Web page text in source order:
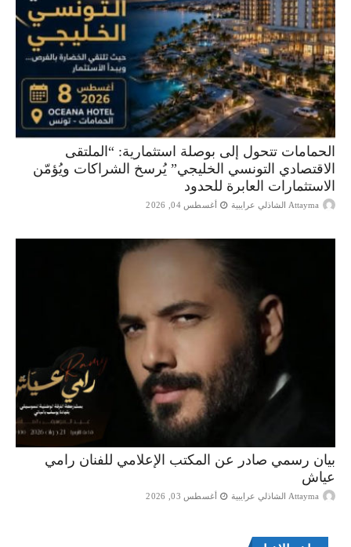
الحمامات تتحول إلى بوصلة استثمارية: “الملتقى
الاقتصادي التونسي الخليجي” يُرسخ الشراكات ويُؤمّن
الاستثمارات العابرة للحدود
Attayma الشاذلي عرايبية أغسطس 04, 2026
بيان رسمي صادر عن المكتب الإعلامي للفنان رامي
عياش
Attayma الشاذلي عرايبية أغسطس 03, 2026